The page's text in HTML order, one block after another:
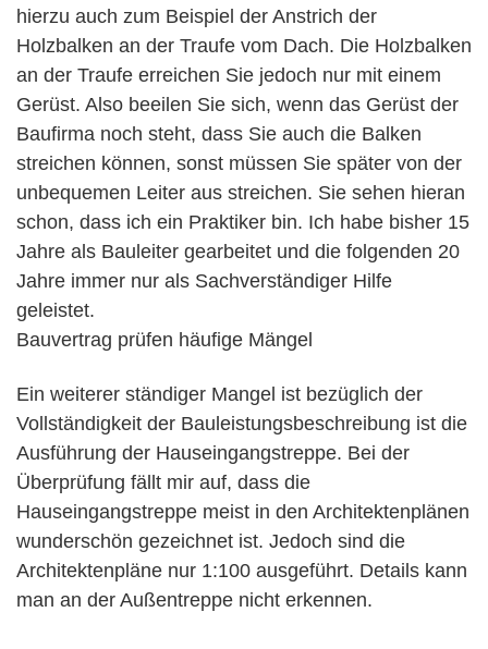
hierzu auch zum Beispiel der Anstrich der
Holzbalken an der Traufe vom Dach. Die Holzbalken
an der Traufe erreichen Sie jedoch nur mit einem
Gerüst. Also beeilen Sie sich, wenn das Gerüst der
Baufirma noch steht, dass Sie auch die Balken
streichen können, sonst müssen Sie später von der
unbequemen Leiter aus streichen. Sie sehen hieran
schon, dass ich ein Praktiker bin. Ich habe bisher 15
Jahre als Bauleiter gearbeitet und die folgenden 20
Jahre immer nur als Sachverständiger Hilfe
geleistet.
Bauvertrag prüfen häufige Mängel
Ein weiterer ständiger Mangel ist bezüglich der
Vollständigkeit der Bauleistungsbeschreibung ist die
Ausführung der Hauseingangstreppe. Bei der
Überprüfung fällt mir auf, dass die
Hauseingangstreppe meist in den Architektenplänen
wunderschön gezeichnet ist. Jedoch sind die
Architektenpläne nur 1:100 ausgeführt. Details kann
man an der Außentreppe nicht erkennen.